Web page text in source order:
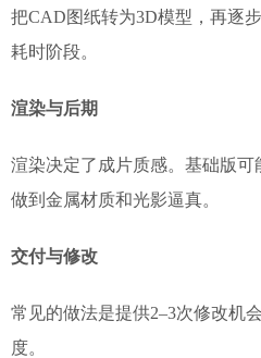
把CAD图纸转为3D模型，再逐
耗时阶段。
渲染与后期
渲染决定了成片质感。基础版可
做到金属材质和光影逼真。
交付与修改
常见的做法是提供2–3次修改机
度。